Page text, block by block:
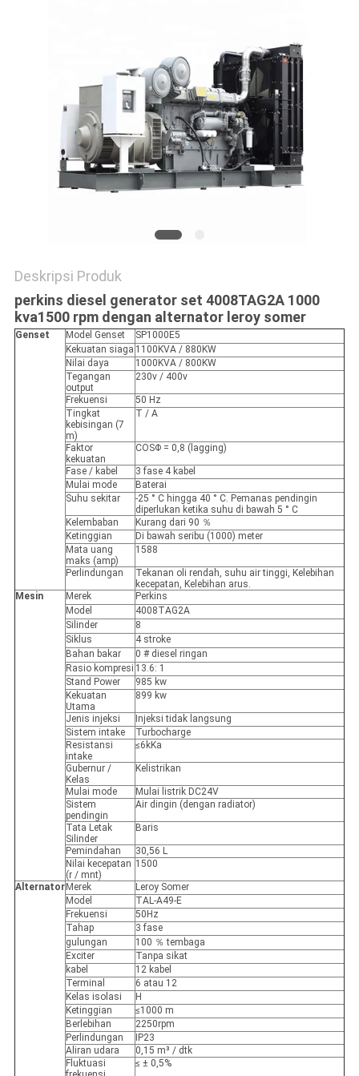
Deskripsi Produk
perkins diesel generator set 4008TAG2A 1000
kva1500 rpm dengan alternator leroy somer
Genset Model Genset
SP1000E5
Kekuatan siaga 1100KVA / 880KW
Nilai daya
1000KVA / 800KW
Tegangan
output
230v / 400v
Frekuensi
50 Hz
Tingkat
kebisingan (7
m)
T / A
Faktor
kekuatan
COSΦ = 0,8 (lagging)
Fase / kabel
3 fase 4 kabel
Mulai mode
Baterai
Suhu sekitar
-25 ° C hingga 40 ° C. Pemanas pendingin
diperlukan ketika suhu di bawah 5 ° C
Kelembaban
Kurang dari 90 ％
Ketinggian
Di bawah seribu (1000) meter
Mata uang
maks (amp)
1588
Perlindungan
Tekanan oli rendah, suhu air tinggi, Kelebihan
kecepatan, Kelebihan arus.
Mesin
Merek
Perkins
Model
4008TAG2A
Silinder
8
Siklus
4 stroke
Bahan bakar
0 # diesel ringan
Rasio kompresi 13.6: 1
Stand Power
985 kw
Kekuatan
Utama
899 kw
Jenis injeksi
Injeksi tidak langsung
Sistem intake
Turbocharge
Resistansi
intake
≤6kKa
Gubernur /
Kelas
Kelistrikan
Mulai mode
Mulai listrik DC24V
Sistem
pendingin
Air dingin (dengan radiator)
Tata Letak
Silinder
Baris
Pemindahan
30,56 L
Nilai kecepatan
(r / mnt)
1500
Alternator Merek
Leroy Somer
Model
TAL-A49-E
Frekuensi
50Hz
Tahap
3 fase
gulungan
100 ％ tembaga
Exciter
Tanpa sikat
kabel
12 kabel
Terminal
6 atau 12
Kelas isolasi
H
Ketinggian
≤1000 m
Berlebihan
2250rpm
Perlindungan
IP23
Aliran udara
0,15 m³ / dtk
Fluktuasi
≤ ± 0,5%